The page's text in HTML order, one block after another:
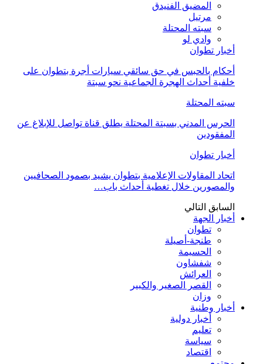
المضيق الفنيدق
مرتيل
سبته المحتلة
وادي لو
أخبار تطوان
أحكام بالحبس في حق سائقي سيارات أجرة بتطوان على
خلفية أحداث الهجرة الجماعية نحو سبتة
سبته المحتلة
الحرس المدني بسبتة المحتلة يطلق قناة تواصل للإبلاغ عن
المفقودين
أخبار تطوان
اتحاد المقاولات الإعلامية بتطوان يشيد بصمود الصحافيين
والمصورين خلال تغطية أحداث باب…
السابق التالي
أخبار الجهة
تطوان
طنجة-أصيلة
الحسيمة
شفشاون
العرائش
القصر الصغير والكبير
وزان
أخبار وطنية
أخبار دولية
تعليم
سياسة
اقتصاد